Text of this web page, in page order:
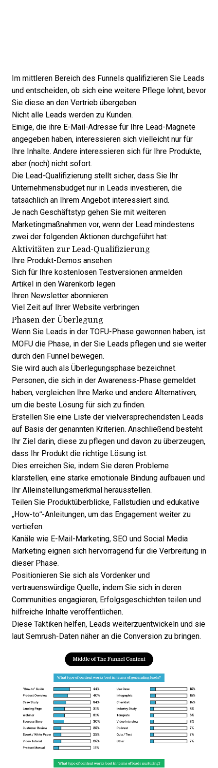
Im mittleren Bereich des Funnels qualifizieren Sie Leads
und entscheiden, ob sich eine weitere Pflege lohnt, bevor
Sie diese an den Vertrieb übergeben.
Nicht alle Leads werden zu Kunden.
Einige, die ihre E-Mail-Adresse für Ihre Lead-Magnete
angegeben haben, interessieren sich vielleicht nur für
Ihre Inhalte. Andere interessieren sich für Ihre Produkte,
aber (noch) nicht sofort.
Die Lead-Qualifizierung stellt sicher, dass Sie Ihr
Unternehmensbudget nur in Leads investieren, die
tatsächlich an Ihrem Angebot interessiert sind.
Je nach Geschäftstyp gehen Sie mit weiteren
Marketingmaßnahmen vor, wenn der Lead mindestens
zwei der folgenden Aktionen durchgeführt hat:
Aktivitäten zur Lead-Qualifizierung
Ihre Produkt-Demos ansehen
Sich für Ihre kostenlosen Testversionen anmelden
Artikel in den Warenkorb legen
Ihren Newsletter abonnieren
Viel Zeit auf Ihrer Website verbringen
Phasen der Überlegung
Wenn Sie Leads in der TOFU-Phase gewonnen haben, ist
MOFU die Phase, in der Sie Leads pflegen und sie weiter
durch den Funnel bewegen.
Sie wird auch als Überlegungsphase bezeichnet.
Personen, die sich in der Awareness-Phase gemeldet
haben, vergleichen Ihre Marke und andere Alternativen,
um die beste Lösung für sich zu finden.
Erstellen Sie eine Liste der vielversprechendsten Leads
auf Basis der genannten Kriterien. Anschließend besteht
Ihr Ziel darin, diese zu pflegen und davon zu überzeugen,
dass Ihr Produkt die richtige Lösung ist.
Dies erreichen Sie, indem Sie deren Probleme
klarstellen, eine starke emotionale Bindung aufbauen und
Ihr Alleinstellungsmerkmal herausstellen.
Teilen Sie Produktüberblicke, Fallstudien und edukative
„How-to“-Anleitungen, um das Engagement weiter zu
vertiefen.
Kanäle wie E-Mail-Marketing, SEO und Social Media
Marketing eignen sich hervorragend für die Verbreitung in
dieser Phase.
Positionieren Sie sich als Vordenker und
vertrauenswürdige Quelle, indem Sie sich in deren
Communities engagieren, Erfolgsgeschichten teilen und
hilfreiche Inhalte veröffentlichen.
Diese Taktiken helfen, Leads weiterzuentwickeln und sie
laut Semrush-Daten näher an die Conversion zu bringen.